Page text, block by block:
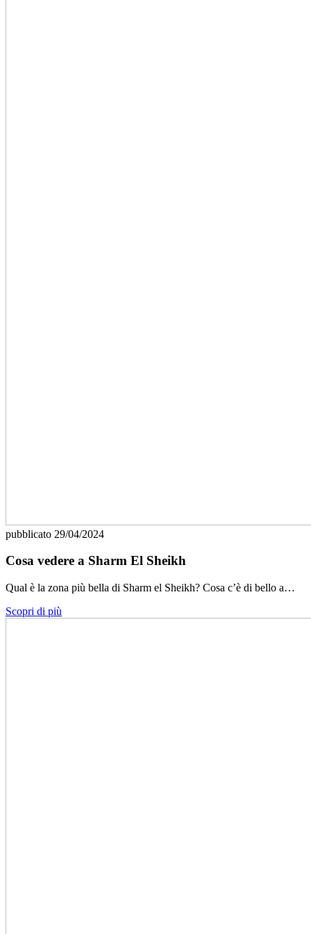
pubblicato 29/04/2024
Cosa vedere a Sharm El Sheikh
Qual è la zona più bella di Sharm el Sheikh? Cosa c’è di bello a…
Scopri di più